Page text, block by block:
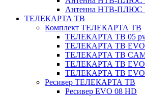
Антенна НТВ-ПЛЮС
ТЕЛЕКАРТА ТВ
Комплект ТЕЛЕКАРТА ТВ
ТЕЛЕКАРТА ТВ 05
ТЕЛЕКАРТА ТВ EVO
ТЕЛЕКАРТА ТВ
ТЕЛЕКАРТА ТВ EVO
ТЕЛЕКАРТА ТВ EVO
Ресивер ТЕЛЕКАРТА ТВ
Ресивер EVO 08 HD